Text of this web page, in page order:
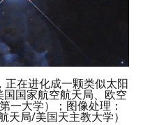
正在进化成一颗类似太阳
国家航空航天局、欧空
一大学）；图像处理：
局/美国天主教大学）